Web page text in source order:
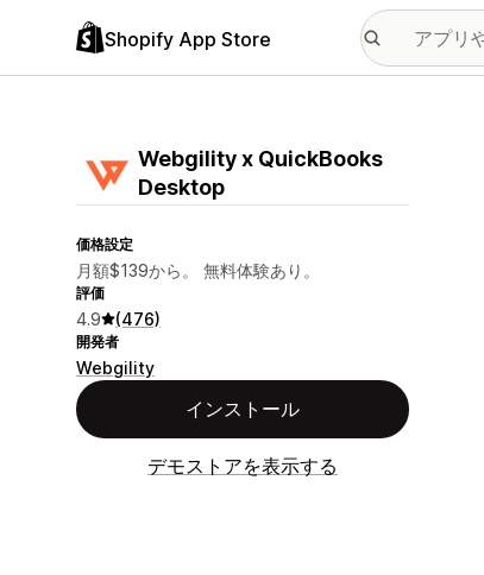
Shopify App Store
Webgility x QuickBooks
Desktop
価格設定
月額$139から。 無料体験あり。
評価
4.9 (476)
開発者
Webgility
インストール
デモストアを表示する